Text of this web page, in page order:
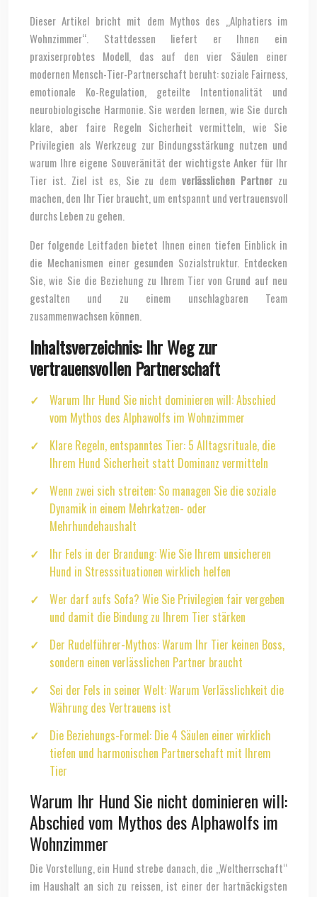
Dieser Artikel bricht mit dem Mythos des „Alphatiers im
Wohnzimmer“. Stattdessen liefert er Ihnen ein
praxiserprobtes Modell, das auf den vier Säulen einer
modernen Mensch-Tier-Partnerschaft beruht: soziale Fairness,
emotionale Ko-Regulation, geteilte Intentionalität und
neurobiologische Harmonie. Sie werden lernen, wie Sie durch
klare, aber faire Regeln Sicherheit vermitteln, wie Sie
Privilegien als Werkzeug zur Bindungsstärkung nutzen und
warum Ihre eigene Souveränität der wichtigste Anker für Ihr
Tier ist. Ziel ist es, Sie zu demverlässlichen Partner zu
machen, den Ihr Tier braucht, um entspannt und vertrauensvoll
durchs Leben zu gehen.
Der folgende Leitfaden bietet Ihnen einen tiefen Einblick in
die Mechanismen einer gesunden Sozialstruktur. Entdecken
Sie, wie Sie die Beziehung zu Ihrem Tier von Grund auf neu
gestalten und zu einem unschlagbaren Team
zusammenwachsen können.
Inhaltsverzeichnis: Ihr Weg zur
vertrauensvollen Partnerschaft
Warum Ihr Hund Sie nicht dominieren will: Abschied
vom Mythos des Alphawolfs im Wohnzimmer
Klare Regeln, entspanntes Tier: 5 Alltagsrituale, die
Ihrem Hund Sicherheit statt Dominanz vermitteln
Wenn zwei sich streiten: So managen Sie die soziale
Dynamik in einem Mehrkatzen- oder
Mehrhundehaushalt
Ihr Fels in der Brandung: Wie Sie Ihrem unsicheren
Hund in Stresssituationen wirklich helfen
Wer darf aufs Sofa? Wie Sie Privilegien fair vergeben
und damit die Bindung zu Ihrem Tier stärken
Der Rudelführer-Mythos: Warum Ihr Tier keinen Boss,
sondern einen verlässlichen Partner braucht
Sei der Fels in seiner Welt: Warum Verlässlichkeit die
Währung des Vertrauens ist
Die Beziehungs-Formel: Die 4 Säulen einer wirklich
tiefen und harmonischen Partnerschaft mit Ihrem
Tier
Warum Ihr Hund Sie nicht dominieren will:
Abschied vom Mythos des Alphawolfs im
Wohnzimmer
Die Vorstellung, ein Hund strebe danach, die „Weltherrschaft“
im Haushalt an sich zu reissen, ist einer der hartnäckigsten